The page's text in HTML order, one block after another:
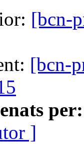
[bcn-
[bcn-
per:
]